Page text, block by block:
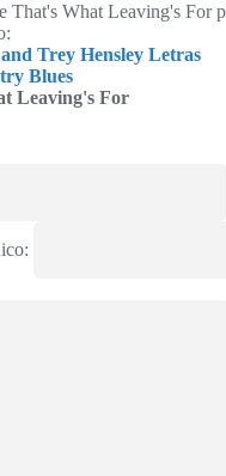
That's What Leaving's For
Trey Hensley Letras
Blues
Leaving's For